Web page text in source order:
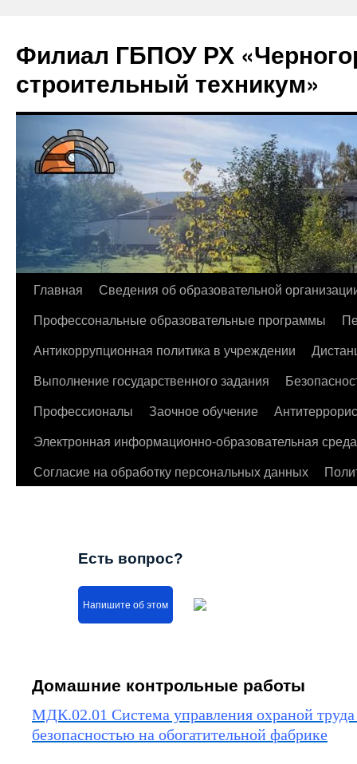
Филиал ГБПОУ РХ
строительный техникум»
Перейти
содержимому
Главная
Сведения об образовательной
Профессональные образовательные программы
Антикоррупционная политика в учреждении
Выполнение государственного задания
Профессионалы
Заочное обучение
Электронная информационно-образовательная среда
Согласие на обработку персональных данных
Есть вопрос?
Напишите об этом
Домашние контрольные работы
МДК.02.01 Система управления охраной
безопасностью на обогатительной фабрике